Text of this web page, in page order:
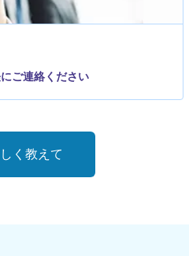
ご連絡ください
く教えて